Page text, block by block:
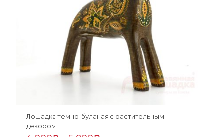
Лошадка темно-буланая с растительным
декором